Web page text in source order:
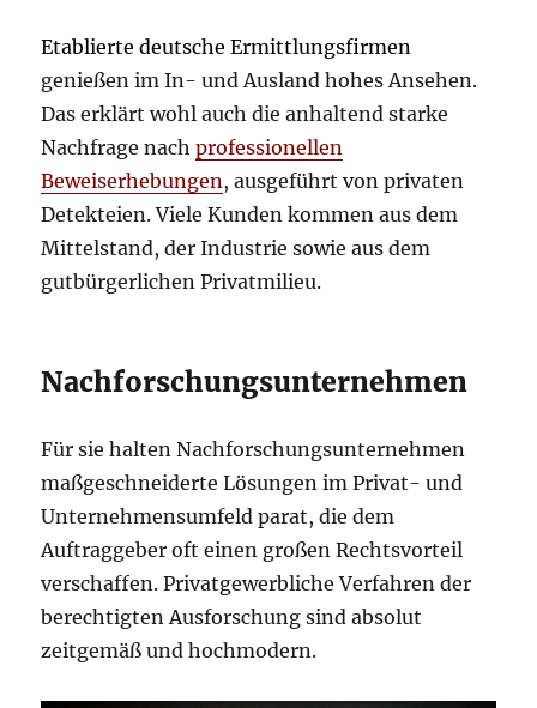
Etablierte deutsche Ermittlungsfirmen
genießen im In- und Ausland hohes Ansehen.
Das erklärt wohl auch die anhaltend starke
Nachfrage nachprofessionellen
Beweiserhebungen, ausgeführt von privaten
Detekteien. Viele Kunden kommen aus dem
Mittelstand, der Industrie sowie aus dem
gutbürgerlichen Privatmilieu.
Nachforschungsunternehmen
Für sie halten Nachforschungsunternehmen
maßgeschneiderte Lösungen im Privat- und
Unternehmensumfeld parat, die dem
Auftraggeber oft einen großen Rechtsvorteil
verschaffen. Privatgewerbliche Verfahren der
berechtigten Ausforschung sind absolut
zeitgemäß und hochmodern.